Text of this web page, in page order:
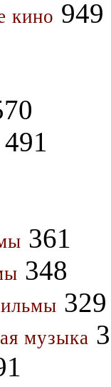
кино 949
491
361
348
329
музыка